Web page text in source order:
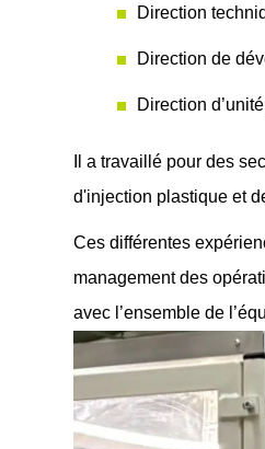
Direction
Direction de
Direction
Il a travaillé pour des
d'injection plastique et
Ces différentes
managementdes
avec l’ensemble de